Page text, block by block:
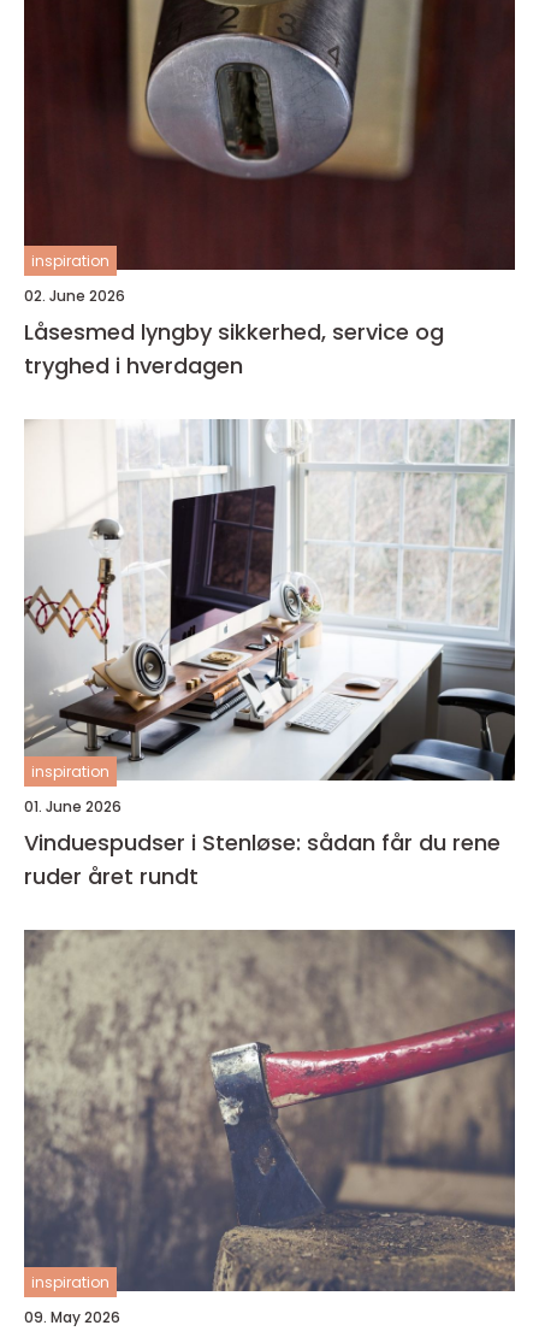
inspiration
02. June 2026
Låsesmed lyngby sikkerhed, service og
tryghed i hverdagen
inspiration
01. June 2026
Vinduespudser i Stenløse: sådan får du rene
ruder året rundt
inspiration
09. May 2026